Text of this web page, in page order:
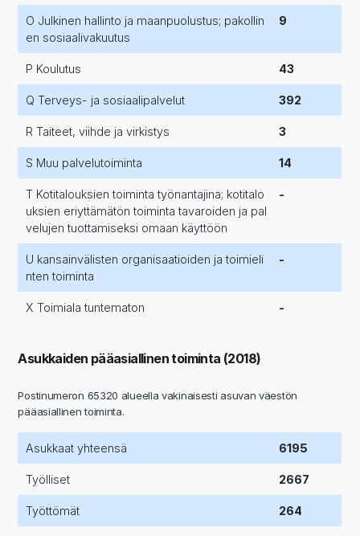
O Julkinen hallinto ja maanpuolustus; pakollin
en sosiaalivakuutus
9
P Koulutus 43
Q Terveys- ja sosiaalipalvelut 392
R Taiteet, viihde ja virkistys 3
S Muu palvelutoiminta 14
T Kotitalouksien toiminta työnantajina; kotitalo
uksien eriyttämätön toiminta tavaroiden ja pal
velujen tuottamiseksi omaan käyttöön
-
U kansainvälisten organisaatioiden ja toimieli
nten toiminta
-
X Toimiala tuntematon -
Asukkaiden pääasiallinen toiminta (2018)
Postinumeron 65320 alueella vakinaisesti asuvan väestön
pääasiallinen toiminta.
Asukkaat yhteensä 6195
Työlliset 2667
Työttömät 264